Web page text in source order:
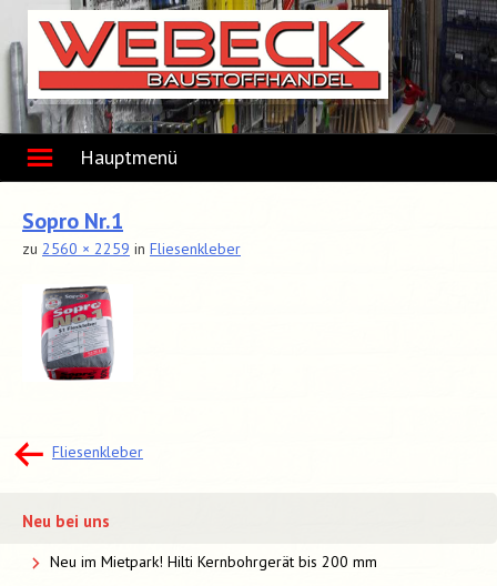
content
Hauptmenü
Sopro Nr.1
zu 2560 × 2259 in Fliesenkleber
Beitragsnavigation
Fliesenkleber
Neu bei uns
Neu im Mietpark! Hilti Kernbohrgerät bis 200 mm